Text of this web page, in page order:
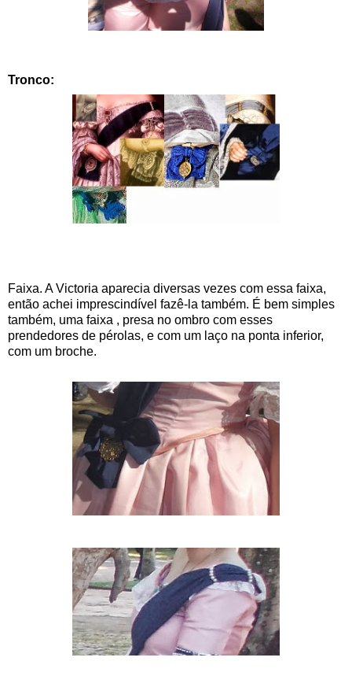
Tronco:
Faixa. A Victoria aparecia diversas vezes com essa faixa,
então achei imprescindível fazê-la também. É bem simples
também, uma faixa , presa no ombro com esses
prendedores de pérolas, e com um laço na ponta inferior,
com um broche.